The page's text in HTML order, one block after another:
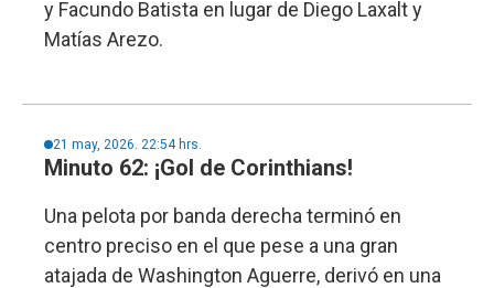
y Facundo Batista en lugar de Diego Laxalt y
Matías Arezo.
21 may, 2026. 22:54 hrs.
Minuto 62: ¡Gol de Corinthians!
Una pelota por banda derecha terminó en
centro preciso en el que pese a una gran
atajada de Washington Aguerre, derivó en una